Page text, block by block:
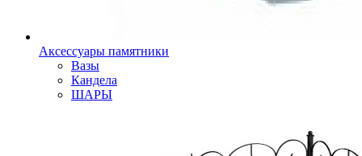
Аксессуары памятники
Вазы
Кандела
ШАРЫ